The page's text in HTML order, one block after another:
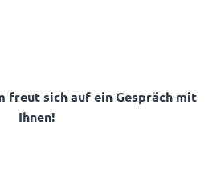
freut sich auf ein Gespräch mit
Ihnen!